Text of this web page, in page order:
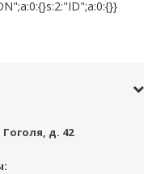
Гоголя, д. 42